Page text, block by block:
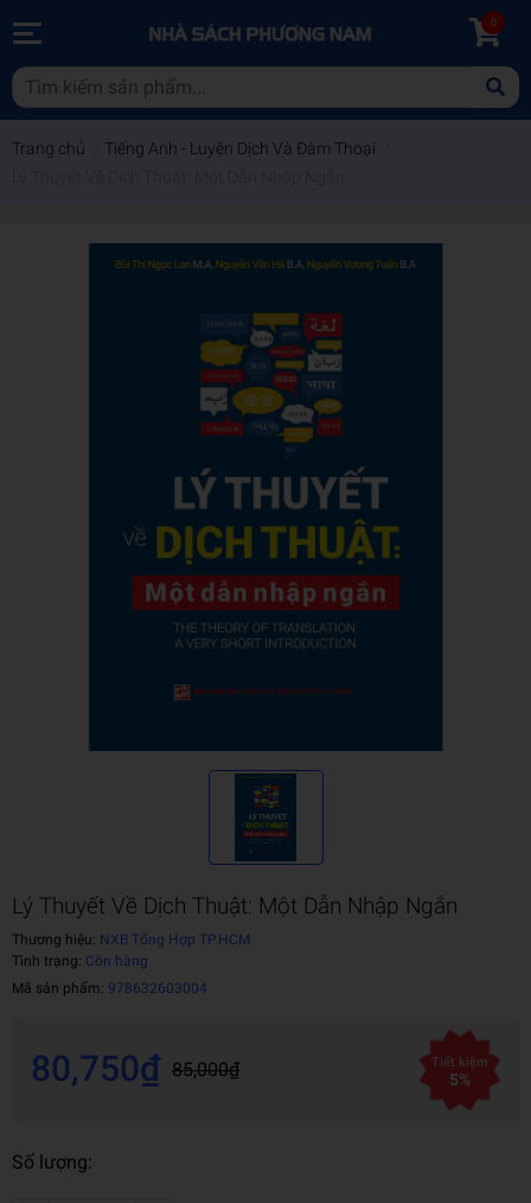
0
Trang chủ Tiếng Anh - Luyện Dịch Và Đàm Thoại
Lý Thuyết Về Dịch Thuật: Một Dẫn Nhập Ngắn
Thương hiệu: NXB Tổng Hợp TP.HCM
Tình trạng: Còn hàng
Mã sản phẩm: 978632603004
80,750₫ 85,000₫ Tiết kiệm
5%
Số lượng: